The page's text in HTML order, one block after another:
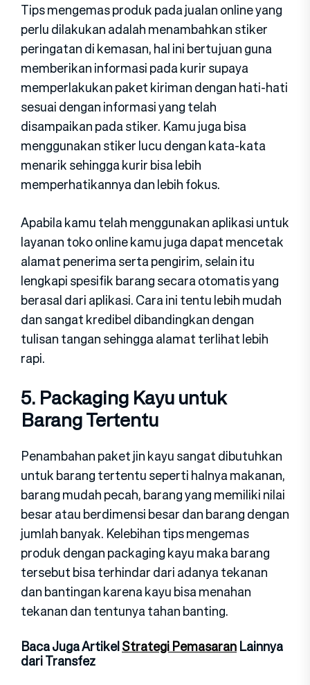
Tips mengemas produk pada jualan online yang
perlu dilakukan adalah menambahkan stiker
peringatan di kemasan, hal ini bertujuan guna
memberikan informasi pada kurir supaya
memperlakukan paket kiriman dengan hati-hati
sesuai dengan informasi yang telah
disampaikan pada stiker. Kamu juga bisa
menggunakan stiker lucu dengan kata-kata
menarik sehingga kurir bisa lebih
memperhatikannya dan lebih fokus.
Apabila kamu telah menggunakan aplikasi untuk
layanan toko online kamu juga dapat mencetak
alamat penerima serta pengirim, selain itu
lengkapi spesifik barang secara otomatis yang
berasal dari aplikasi. Cara ini tentu lebih mudah
dan sangat kredibel dibandingkan dengan
tulisan tangan sehingga alamat terlihat lebih
rapi.
5. Packaging Kayu untuk
Barang Tertentu
Penambahan paket jin kayu sangat dibutuhkan
untuk barang tertentu seperti halnya makanan,
barang mudah pecah, barang yang memiliki nilai
besar atau berdimensi besar dan barang dengan
jumlah banyak. Kelebihan tips mengemas
produk dengan packaging kayu maka barang
tersebut bisa terhindar dari adanya tekanan
dan bantingan karena kayu bisa menahan
tekanan dan tentunya tahan banting.
Baca Juga ArtikelStrategi PemasaranLainnya
dari Transfez